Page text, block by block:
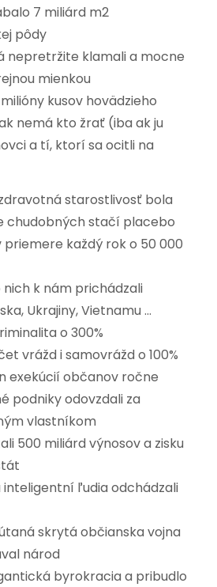
7 miliárd m2
pôdy
nepretržite klamali a mocne
mienkou
kusov hovädzieho
nemá kto žrať (iba ak ju
a tí, ktorí sa ocitli na
starostlivosť bola
chudobných stačí placebo
priemere každý rok o 50 000
nich k nám prichádzali
Ukrajiny, Vietnamu …
o 300%
vrážd i samovrážd o 100%
exekúcií občanov ročne
podniky odovzdali za
vlastníkom
500 miliárd výnosov a zisku
inteligentní ľudia odchádzali
skrytá občianska vojna
národ
byrokracia a pribudlo